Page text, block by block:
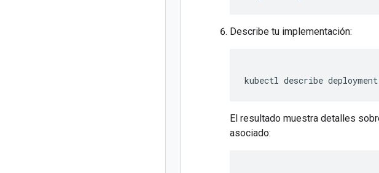
Describe tu implementación:
kubectl describe deployment
El resultado muestra detalles
asociado: